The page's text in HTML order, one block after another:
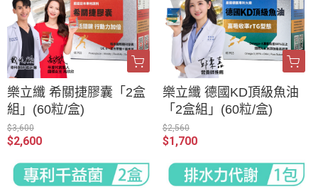
樂立纖 希關捷膠囊「2盒
組」(60粒/盒)
$3,600
$2,600
樂立纖 德國KD頂級魚油
「2盒組」(60粒/盒)
$2,560
$1,700